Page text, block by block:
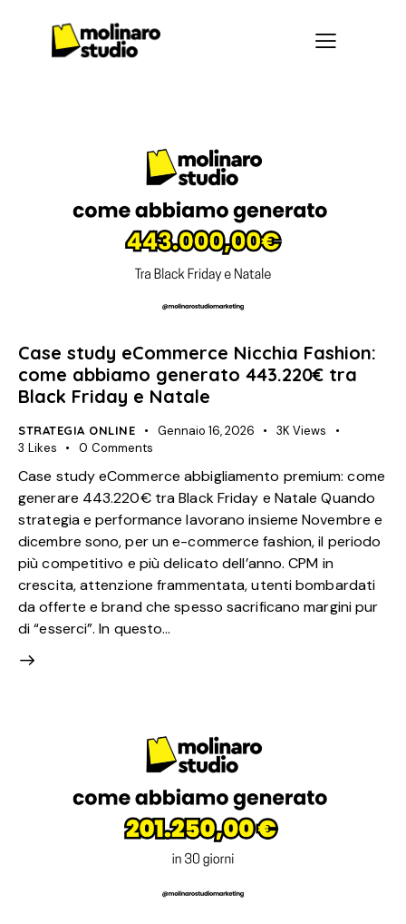
Case study eCommerce Nicchia Fashion:
come abbiamo generato 443.220€ tra
Black Friday e Natale
STRATEGIA ONLINE Gennaio 16, 2026 3K Views
3 Likes 0 Comments
Case study eCommerce abbigliamento premium: come
generare 443.220€ tra Black Friday e Natale Quando
strategia e performance lavorano insieme Novembre e
dicembre sono, per un e-commerce fashion, il periodo
più competitivo e più delicato dell’anno. CPM in
crescita, attenzione frammentata, utenti bombardati
da offerte e brand che spesso sacrificano margini pur
di “esserci”. In questo…